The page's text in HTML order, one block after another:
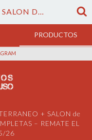
RESTO MEDITERRANEO + SALON DE EVENTOS – INSTALACIONES COMPLETAS – REMATE EL MARTES 12/05/26
PRODUCTOS
+ SALON de
– REMATE EL
26